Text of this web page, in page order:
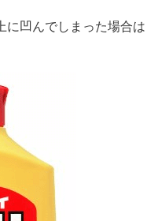
に凹んでしまった場合は